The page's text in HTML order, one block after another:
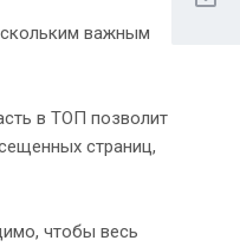
важным
в ТОП позволит
страниц,
чтобы весь